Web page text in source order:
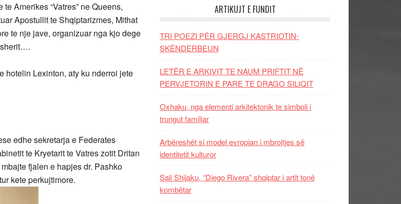
Amerikes “Vatres” ne Queens,
Apostullit te Shqiptarizmes, Mithat
te nje jave, organizuar nga kjo dege
hotelin Lexinton, aty ku nderroi jete
edhe sekretarja e Federates
te Kryetarit te Vatres zotit Dritan
fjalen e hapjes dr. Pashko
kete perkujtimore.
ARTIKUJT E FUNDIT
TRI POEZI PËR GJERGJ KASTRIOTIN-
SKËNDERBEUN
LETËR E ARKIVIT TE NAUM PRIFTIT NË
PERVJETORIN E PARE TE DRAGO SILIQIT
Oxhaku, nga elementi arkitektonik te simboli i
trungut familjar
Arbëreshët si model evropian i mbrojtjes së
identitetit kulturor
Sali Shijaku, “Diego Rivera” shqiptar i artit tonë
kombëtar